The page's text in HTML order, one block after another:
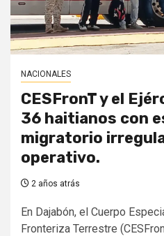
NACIONALES
CESFronT y el
36 haitianos con
migratorio
operativo.
2 años atrás
En Dajabón, el Cuerpo
Fronteriza Terrestre